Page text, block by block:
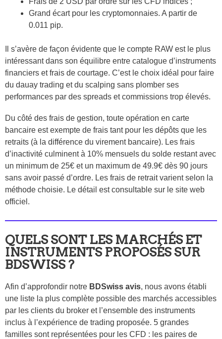
Grand écart pour les cryptomonnaies. A partir de
0.011 pip.
Il s’avère de façon évidente que le compte RAW est le plus
intéressant dans son équilibre entre catalogue d’instruments
financiers et frais de courtage. C’est le choix idéal pour faire
du dauay trading et du scalping sans plomber ses
performances par des spreads et commissions trop élevés.
Du côté des frais de gestion, toute opération en carte
bancaire est exempte de frais tant pour les dépôts que les
retraits (à la différence du virement bancaire). Les frais
d’inactivité culminent à 10% mensuels du solde restant avec
un minimum de 25€ et un maximum de 49.9€ dès 90 jours
sans avoir passé d’ordre. Les frais de retrait varient selon la
méthode choisie. Le détail est consultable sur le site web
officiel.
QUELS SONT LES MARCHÉS ET
INSTRUMENTS PROPOSÉS SUR
BDSWISS ?
Afin d’approfondir notre BDSwiss avis, nous avons établi
une liste la plus complète possible des marchés accessibles
par les clients du broker et l’ensemble des instruments
inclus à l’expérience de trading proposée. 5 grandes
familles sont représentées pour les CFD : les paires de